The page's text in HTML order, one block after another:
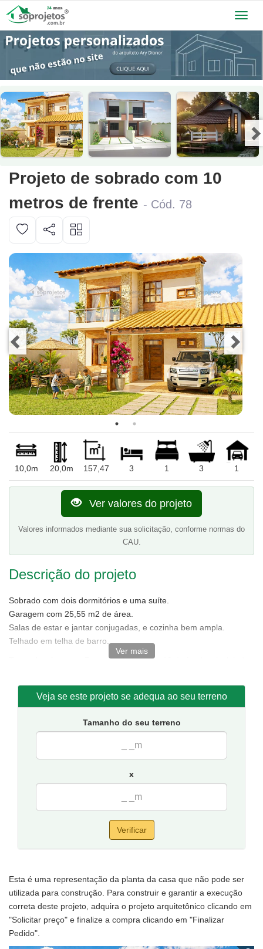
Projeto de sobrado com 10
metros de frente - Cód. 78
10,0m 20,0m 157,47 3 1 3 1
Ver valores do projeto
Valores informados mediante sua solicitação, conforme normas do
CAU.
Descrição do projeto
Sobrado com dois dormitórios e uma suíte.
Garagem com 25,55 m2 de área.
Salas de estar e jantar conjugadas, e cozinha bem ampla.
Telhado em telha de barro.
7 metros de frente e 13 de fundos, incluindo
Sugestão de terreno mínimo para implantação:10 metros de
frente por 20 de fundos.
Ver mais
Veja se este projeto se adequa ao seu terreno
Tamanho do seu terreno
x
Verificar
Esta é uma representação da planta da casa que não pode ser
utilizada para construção. Para construir e garantir a execução
correta deste projeto, adquira o projeto arquitetônico clicando em
"Solicitar preço" e finalize a compra clicando em "Finalizar
Pedido".